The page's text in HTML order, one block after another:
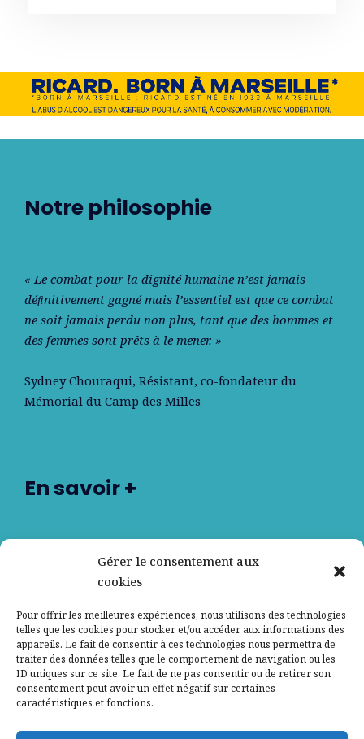
Gérer le consentement aux
cookies
Pour offrir les meilleures expériences, nous utilisons des technologies
telles que les cookies pour stocker et/ou accéder aux informations des
appareils. Le fait de consentir à ces technologies nous permettra de
traiter des données telles que le comportement de navigation ou les
ID uniques sur ce site. Le fait de ne pas consentir ou de retirer son
consentement peut avoir un effet négatif sur certaines
caractéristiques et fonctions.
Notre philosophie
« Le combat pour la dignité humaine n’est jamais
déﬁnitivement gagné mais l’essentiel est que ce combat
ne soit jamais perdu non plus, tant que des hommes et
des femmes sont prêts à le mener. »
Sydney Chouraqui, Résistant, co-fondateur du
Mémorial du Camp des Milles
En savoir +
Nos partenaires
Contactez-nous
Mentions légales